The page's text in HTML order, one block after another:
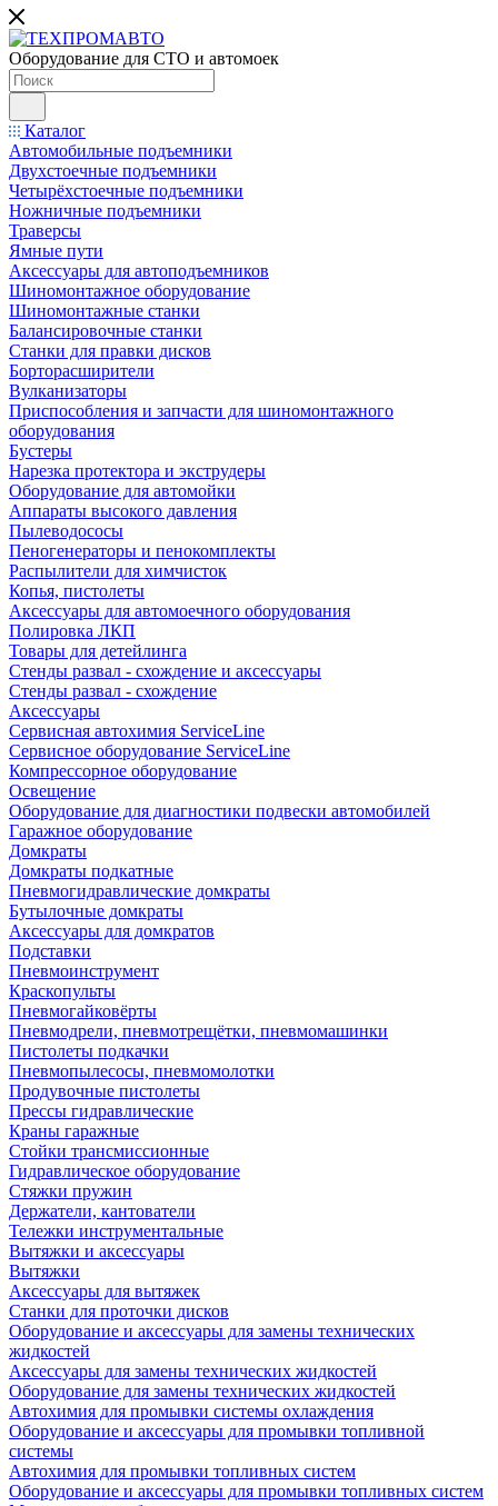
Оборудование для СТО и автомоек
Каталог
Автомобильные подъемники
Двухстоечные подъемники
Четырёхстоечные подъемники
Ножничные подъемники
Траверсы
Ямные пути
Аксессуары для автоподъемников
Шиномонтажное оборудование
Шиномонтажные станки
Балансировочные станки
Станки для правки дисков
Борторасширители
Вулканизаторы
Приспособления и запчасти для шиномонтажного
оборудования
Бустеры
Нарезка протектора и экструдеры
Оборудование для автомойки
Аппараты высокого давления
Пылеводососы
Пеногенераторы и пенокомплекты
Распылители для химчисток
Копья, пистолеты
Аксессуары для автомоечного оборудования
Полировка ЛКП
Товары для детейлинга
Стенды развал - схождение и аксессуары
Стенды развал - схождение
Аксессуары
Сервисная автохимия ServiceLine
Сервисное оборудование ServiceLine
Компрессорное оборудование
Освещение
Оборудование для диагностики подвески автомобилей
Гаражное оборудование
Домкраты
Домкраты подкатные
Пневмогидравлические домкраты
Бутылочные домкраты
Аксессуары для домкратов
Подставки
Пневмоинструмент
Краскопульты
Пневмогайковёрты
Пневмодрели, пневмотрещётки, пневмомашинки
Пистолеты подкачки
Пневмопылесосы, пневмомолотки
Продувочные пистолеты
Прессы гидравлические
Краны гаражные
Стойки трансмиссионные
Гидравлическое оборудование
Стяжки пружин
Держатели, кантователи
Тележки инструментальные
Вытяжки и аксессуары
Вытяжки
Аксессуары для вытяжек
Станки для проточки дисков
Оборудование и аксессуары для замены технических
жидкостей
Аксессуары для замены технических жидкостей
Оборудование для замены технических жидкостей
Автохимия для промывки системы охлаждения
Оборудование и аксессуары для промывки топливной
системы
Автохимия для промывки топливных систем
Оборудование и аксессуары для промывки топливных систем